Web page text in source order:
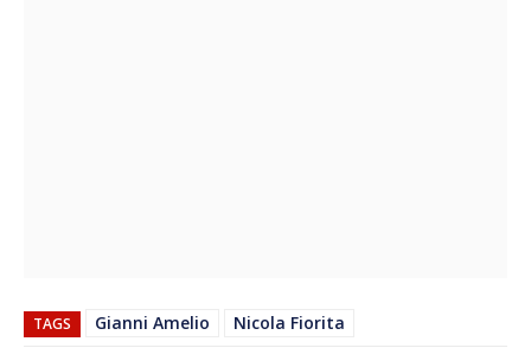
TAGS Gianni Amelio Nicola Fiorita